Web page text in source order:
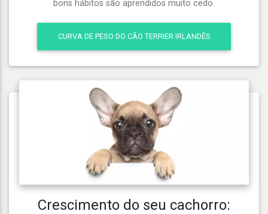
bons hábitos são aprendidos muito cedo.
CURVA DE PESO DO CÃO TERRIER IRLANDÊS
Crescimento do seu cachorro: